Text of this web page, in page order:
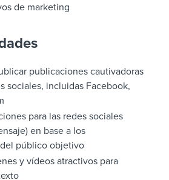
de marketing
publicaciones cautivadoras
sociales, incluidas Facebook,
para las redes sociales
en base a los
público objetivo
y vídeos atractivos para